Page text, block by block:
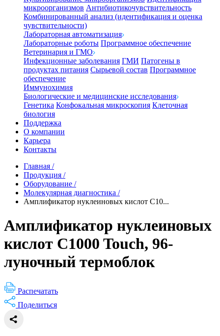
микроорганизмов Антибиотикочувствительность
Комбинированный анализ (идентификация и оценка
чувствительности)
Лабораторная автоматизация
Лабораторные роботы Программное обеспечение
Ветеринария и ГМО
Инфекционные заболевания ГМИ Патогены в
продуктах питания Сырьевой состав Программное
обеспечение
Иммунохимия
Биологические и медицинские исследования
Генетика Конфокальная микроскопия Клеточная
биология
Поддержка
О компании
Карьера
Контакты
Главная /
Продукция /
Оборудование /
Молекулярная диагностика /
Амплификатор нуклеиновых кислот C10...
Амплификатор нуклеиновых
кислот C1000 Touch, 96-
луночный термоблок
Распечатать
Поделиться